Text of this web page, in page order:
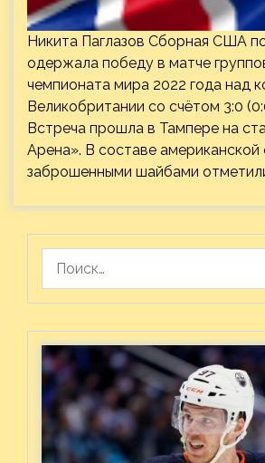
Никита Паглазов Сборная США
одержала победу в матче
чемпионата мира 2022 года над
Великобритании со счётом 3:0
Встреча прошла в Тампере на
Арена». В составе американской
заброшенными шайбами